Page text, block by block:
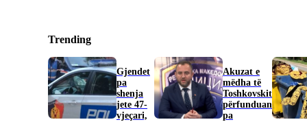
Trending
Gjendet
pa
shenja
jete 47-
vjeçari,
Akuzat e
mëdha të
Toshkovskit
përfunduan
pa